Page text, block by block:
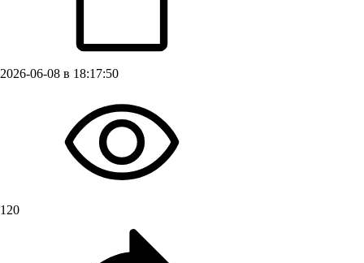
2026-06-08 в 18:17:50
120